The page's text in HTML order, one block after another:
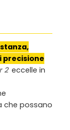
precisione
2 eccelle in
che possano